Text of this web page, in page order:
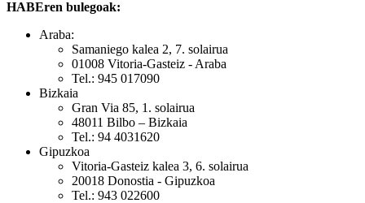
HABEren bulegoak:
Araba:
Samaniego kalea 2, 7. solairua
01008 Vitoria-Gasteiz - Araba
Tel.: 945 017090
Bizkaia
Gran Via 85, 1. solairua
48011 Bilbo – Bizkaia
Tel.: 94 4031620
Gipuzkoa
Vitoria-Gasteiz kalea 3, 6. solairua
20018 Donostia - Gipuzkoa
Tel.: 943 022600